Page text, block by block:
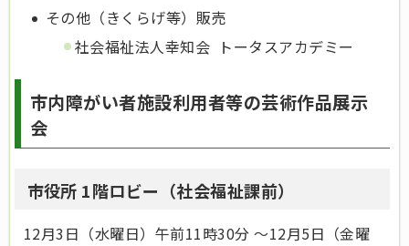
その他（きくらげ等）販売
社会福祉法人幸知会 トータスアカデミー
市内障がい者施設利用者等の芸術作品展示
会
市役所 1階ロビー（社会福祉課前）
12月3日（水曜日）午前11時30分 ～12月5日（金曜